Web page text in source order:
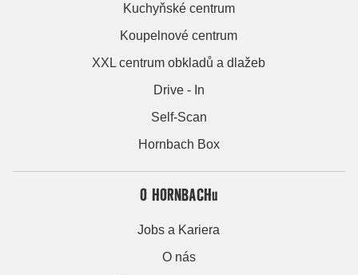
Kuchyňské centrum
Koupelnové centrum
XXL centrum obkladů a dlažeb
Drive - In
Self-Scan
Hornbach Box
O HORNBACHu
Jobs a Kariera
O nás